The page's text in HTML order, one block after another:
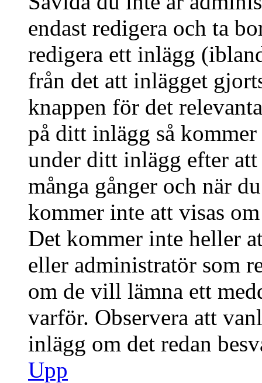
endast redigera och ta
redigera ett inlägg
från det att inlägget
knappen för det
på ditt inlägg så
under ditt inlägg efter
många gånger och när
kommer inte att visas
Det kommer inte heller
eller administratör som
om de vill lämna ett
varför. Observera att
inlägg om det redan
Upp